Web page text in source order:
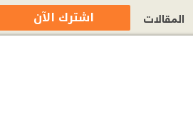
المقالات اشترك الآن